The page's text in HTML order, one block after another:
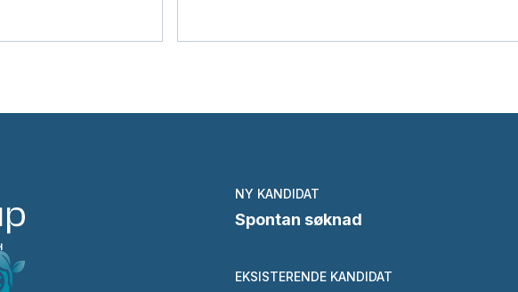
NY KANDIDAT
Spontan søknad
EKSISTERENDE KANDIDAT